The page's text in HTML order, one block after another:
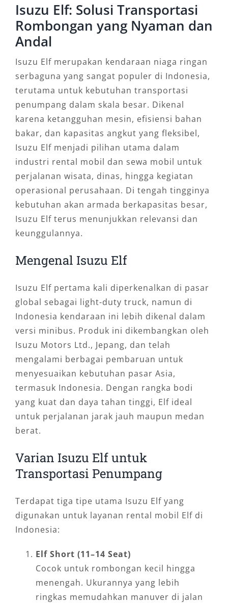
Isuzu Elf: Solusi Transportasi
Rombongan yang Nyaman dan
Andal
Isuzu Elf merupakan kendaraan niaga ringan
serbaguna yang sangat populer di Indonesia,
terutama untuk kebutuhan transportasi
penumpang dalam skala besar. Dikenal
karena ketangguhan mesin, efisiensi bahan
bakar, dan kapasitas angkut yang fleksibel,
Isuzu Elf menjadi pilihan utama dalam
industri rental mobil dan sewa mobil untuk
perjalanan wisata, dinas, hingga kegiatan
operasional perusahaan. Di tengah tingginya
kebutuhan akan armada berkapasitas besar,
Isuzu Elf terus menunjukkan relevansi dan
keunggulannya.
Mengenal Isuzu Elf
Isuzu Elf pertama kali diperkenalkan di pasar
global sebagai light-duty truck, namun di
Indonesia kendaraan ini lebih dikenal dalam
versi minibus. Produk ini dikembangkan oleh
Isuzu Motors Ltd., Jepang, dan telah
mengalami berbagai pembaruan untuk
menyesuaikan kebutuhan pasar Asia,
termasuk Indonesia. Dengan rangka bodi
yang kuat dan daya tahan tinggi, Elf ideal
untuk perjalanan jarak jauh maupun medan
berat.
Varian Isuzu Elf untuk
Transportasi Penumpang
Terdapat tiga tipe utama Isuzu Elf yang
digunakan untuk layanan rental mobil Elf di
Indonesia:
Elf Short (11–14 Seat)
Cocok untuk rombongan kecil hingga
menengah. Ukurannya yang lebih
ringkas memudahkan manuver di jalan